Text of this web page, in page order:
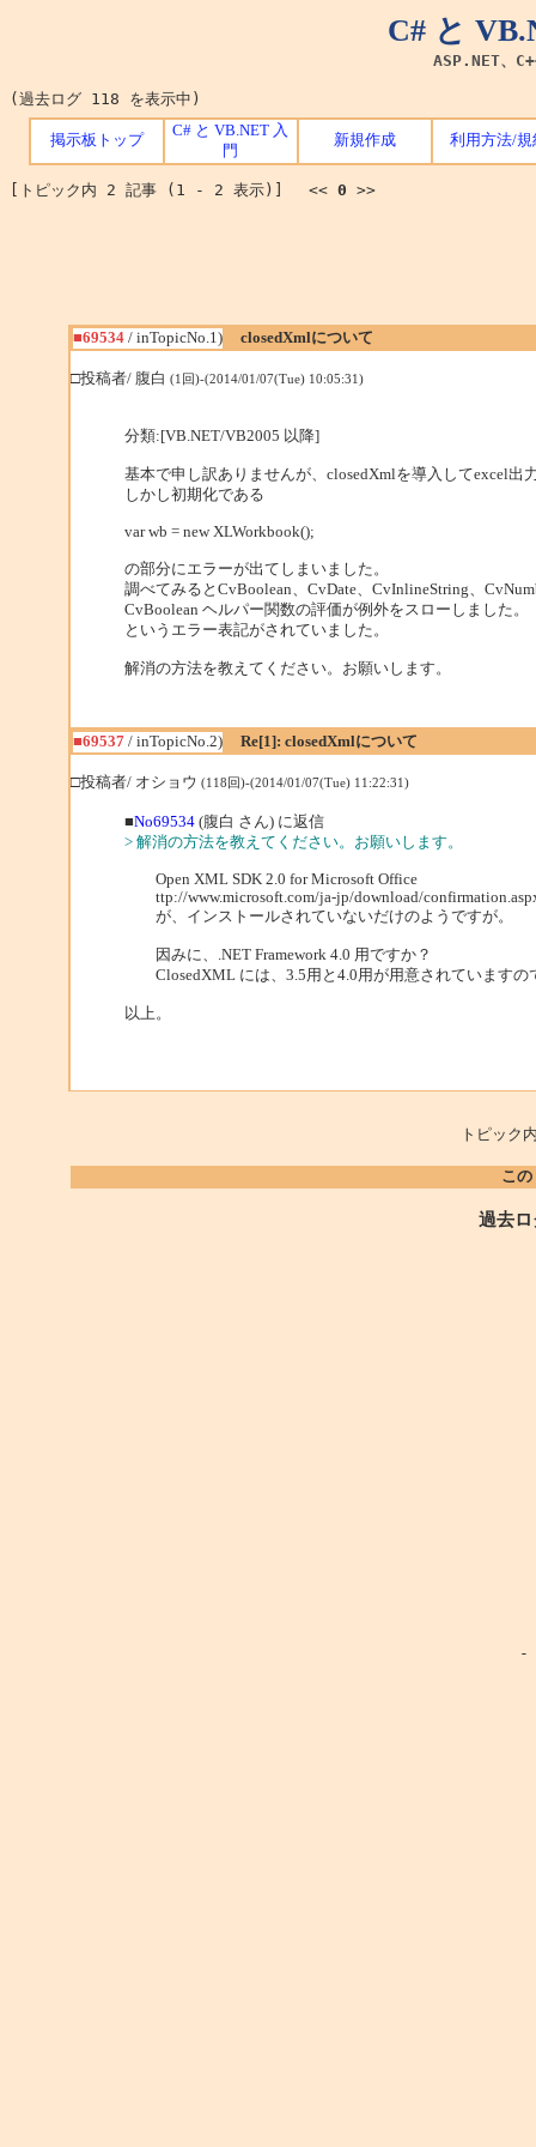
C# と
ASP.NET、
(過去ログ 118 を表示中)
掲示板トップ
C# と VB.NET 入
門
新規作成 利用方法/規
[トピック内 2 記事 (1 - 2 表示)] << 0 >>
■69534/ inTopicNo.1) closedXmlについて
□投稿者/ 腹白 (1回)-(2014/01/07(Tue) 10:05:31)
分類:[VB.NET/VB2005 以降]
基本で申し訳ありませんが、closedXmlを導入してexcel出
しかし初期化である
var wb = new XLWorkbook();
の部分にエラーが出てしまいました。
調べてみるとCvBoolean、CvDate、CvInlineString、
CvBoolean ヘルパー関数の評価が例外をスローしました
というエラー表記がされていました。
解消の方法を教えてください。お願いします。
■69537/ inTopicNo.2) Re[1]: closedXmlについて
□投稿者/ オショウ (118回)-(2014/01/07(Tue) 11:22:31)
■No69534(腹白 さん) に返信
> 解消の方法を教えてください。お願いします。
Open XML SDK 2.0 for Microsoft Office
ttp://www.microsoft.com/ja-jp/download/
が、インストールされていないだけのようですが。
因みに、.NET Framework 4.0 用ですか？
ClosedXML には、3.5用と4.0用が用意されていますの
以上。
トピッ
こ
過去